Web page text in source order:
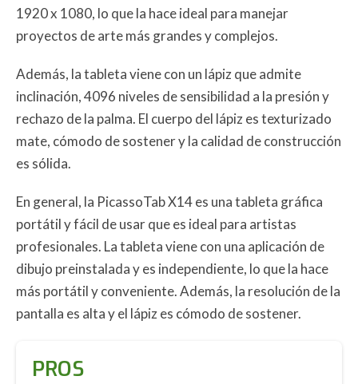
1920 x 1080, lo que la hace ideal para manejar
proyectos de arte más grandes y complejos.
Además, la tableta viene con un lápiz que admite
inclinación, 4096 niveles de sensibilidad a la presión y
rechazo de la palma. El cuerpo del lápiz es texturizado
mate, cómodo de sostener y la calidad de construcción
es sólida.
En general, la PicassoTab X14 es una tableta gráfica
portátil y fácil de usar que es ideal para artistas
profesionales. La tableta viene con una aplicación de
dibujo preinstalada y es independiente, lo que la hace
más portátil y conveniente. Además, la resolución de la
pantalla es alta y el lápiz es cómodo de sostener.
PROS